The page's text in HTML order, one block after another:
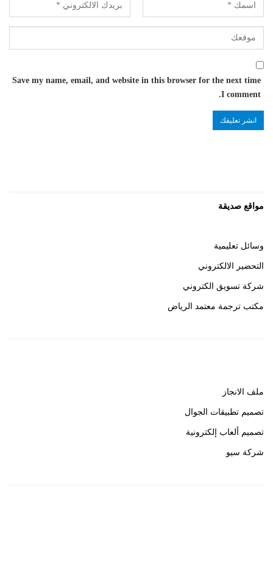
Save my name, email, and website in this browser for the next time
I comment.
مواقع صديقة
وسائل تعليمية
التحضير الالكتروني
شركة تسويق الكتروني
مكتب ترجمة معتمد الرياض
ملف الانجاز
تصميم تطبيقات الجوال
تصميم ألعاب إلكترونية
شركة سيو